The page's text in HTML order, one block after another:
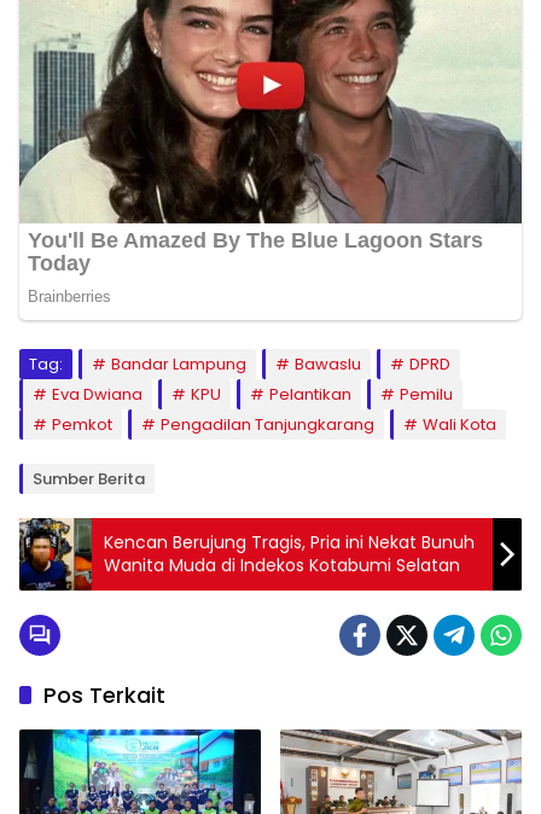
Tag: Bandar Lampung Bawaslu
DPRD
Eva Dwiana
KPU Pelantikan
Pemilu
Pemkot
Pengadilan Tanjungkarang Wali Kota
Sumber Berita
Kencan Berujung Tragis, Pria ini Nekat Bunuh
Wanita Muda di Indekos Kotabumi Selatan
Pos Terkait